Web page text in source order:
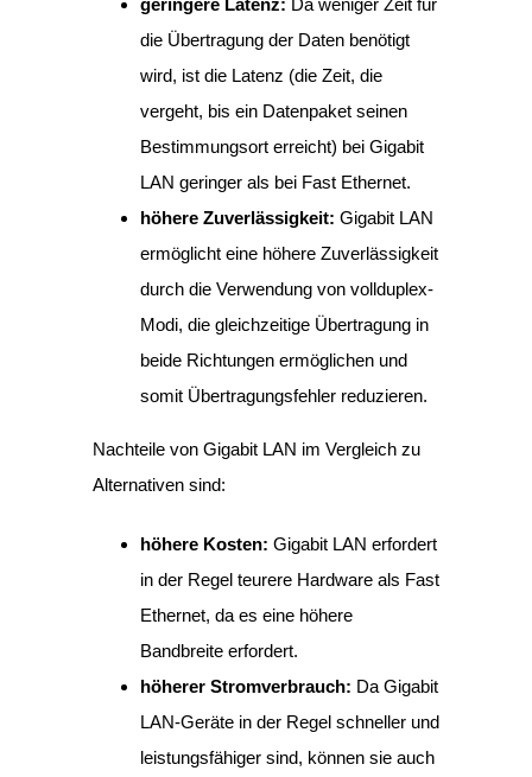
die Übertragung der Daten benötigt
wird, ist die Latenz (die Zeit, die
vergeht, bis ein Datenpaket seinen
Bestimmungsort erreicht) bei Gigabit
LAN geringer als bei Fast Ethernet.
höhere Zuverlässigkeit: Gigabit LAN
ermöglicht eine höhere Zuverlässigkeit
durch die Verwendung von vollduplex-
Modi, die gleichzeitige Übertragung in
beide Richtungen ermöglichen und
somit Übertragungsfehler reduzieren.
Nachteile von Gigabit LAN im Vergleich zu
Alternativen sind:
höhere Kosten: Gigabit LAN erfordert
in der Regel teurere Hardware als Fast
Ethernet, da es eine höhere
Bandbreite erfordert.
höherer Stromverbrauch: Da Gigabit
LAN-Geräte in der Regel schneller und
leistungsfähiger sind, können sie auch